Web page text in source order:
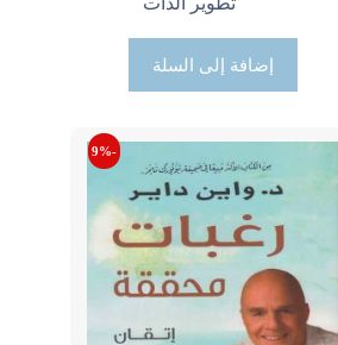
إضافة إلى السلة
-9%